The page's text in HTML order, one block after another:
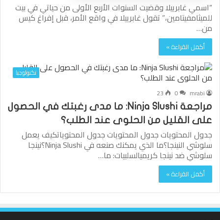
“اسمي غابرييلا وقضيت السنوات الأربع الأولى من حياتي في بيت
للميثامفيتامين،” تقول غابرييلا في واقع الأمر، قبل إفراغ كيس
من…
أكمل القراءة »
تكنولوجيا
mrabi
0
23
مراجعة Ninja Slushi: ما مدى رغبتك في الحصول
على القليل من الحلوى عند الطلب؟
جدول المحتويات جدول المحتويات جدول المحتوياتكيف يعمل
سلوشي النينجا؟ما الذي يمكنك صنعه في Ninja Slushi؟نينجا
سلوشي ضد نينجا كريميالسلبيات: ما…
أكمل القراءة »